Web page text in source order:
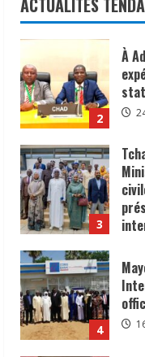
ACTUALITÉS1
2
À
3
de
4